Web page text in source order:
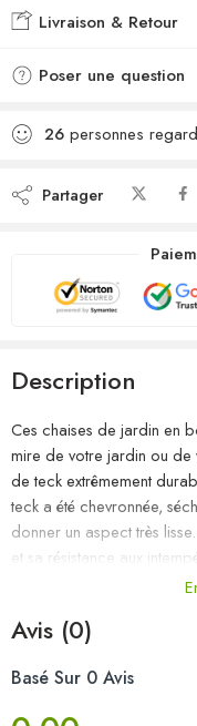
Ajouté à la liste de
Livraison & Retour
Poser une question
26 personnes
Partager
Description
Ces chaises de jardin en
mire de votre jardin ou
de teck extrêmement
teck a été chevronnée,
donner un aspect très
et sa résistance aux
plus adapté aux meubles
de jardin durable. Le
coussin inclus est plus
Avis (0)
Basé Sur 0 Avis